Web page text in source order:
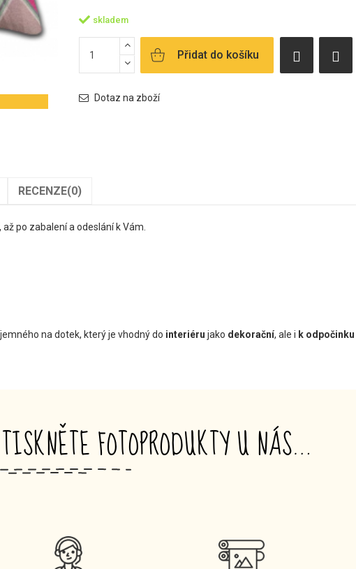
skladem
Přidat do košíku
Dotaz na zboží
RECENZE(0)
po zabalení a odeslání k Vám.
na dotek, který je vhodný do interiéru jako dekorační, ale i k odpočinku
FOTOPRODUKTY U NÁS…
_